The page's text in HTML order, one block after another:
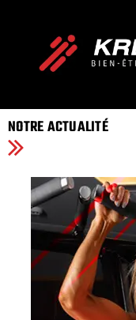
OPINION
NOTRE ACTUALITÉ